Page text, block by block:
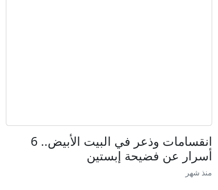
جماعات التكفير الحاخامية.. هل تضع
إسرائيل في طريق النهاية؟
بلغاريا تستدعي سفيرة أوكرانيا إثر انفجار
انقسامات وذعر في البيت الأبيض.. 6
أسرار عن فضيحة إبستين
منذ شهر